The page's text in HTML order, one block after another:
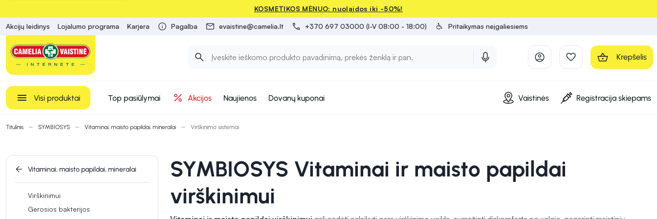
KOSMETIKOS MĖNUO: nuolaidos iki -50%!
Akcijų leidinys Lojalumo programa Karjera Pagalba evaistine@camelia.lt +370 697 03000 (I-V 08:00 - 18:00) Pritaikymas neįgaliesiems
Krepšelis
Visi produktai Top pasiūlymai Akcijos Naujienos Dovanų kuponai Vaistinės Registracija skiepams
Titulinis SYMBIOSYS Vitaminai, maisto papildai, mineralai Virškinimo sistemai
Vitaminai, maisto papildai, mineralai
Virškinimui
Gerosios bakterijos
SYMBIOSYS Vitaminai ir maisto papildai
virškinimui